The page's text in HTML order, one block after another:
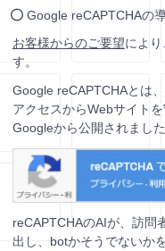
Google reCAPTCHAの
お客様からのご要望により
す。
Google reCAPTCHAとは、
アクセスからWebサイト
Googleから公開されました
reCAPTCHAのAIが、訪問
出し、botかそうでないか